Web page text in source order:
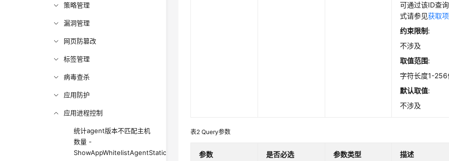
策略管理
漏洞管理
网页防篡改
标签管理
病毒查杀
应用防护
应用进程控制
统计agent版本不匹配主机
数量 -
ShowAppWhitelistAgentStatics
可通过该ID查
式请参见获取
约束限制 :
不涉及
取值范围:
字符长度1-256
默认取值:
不涉及
表2Query参数
参数 是否必选 参数类型 描述